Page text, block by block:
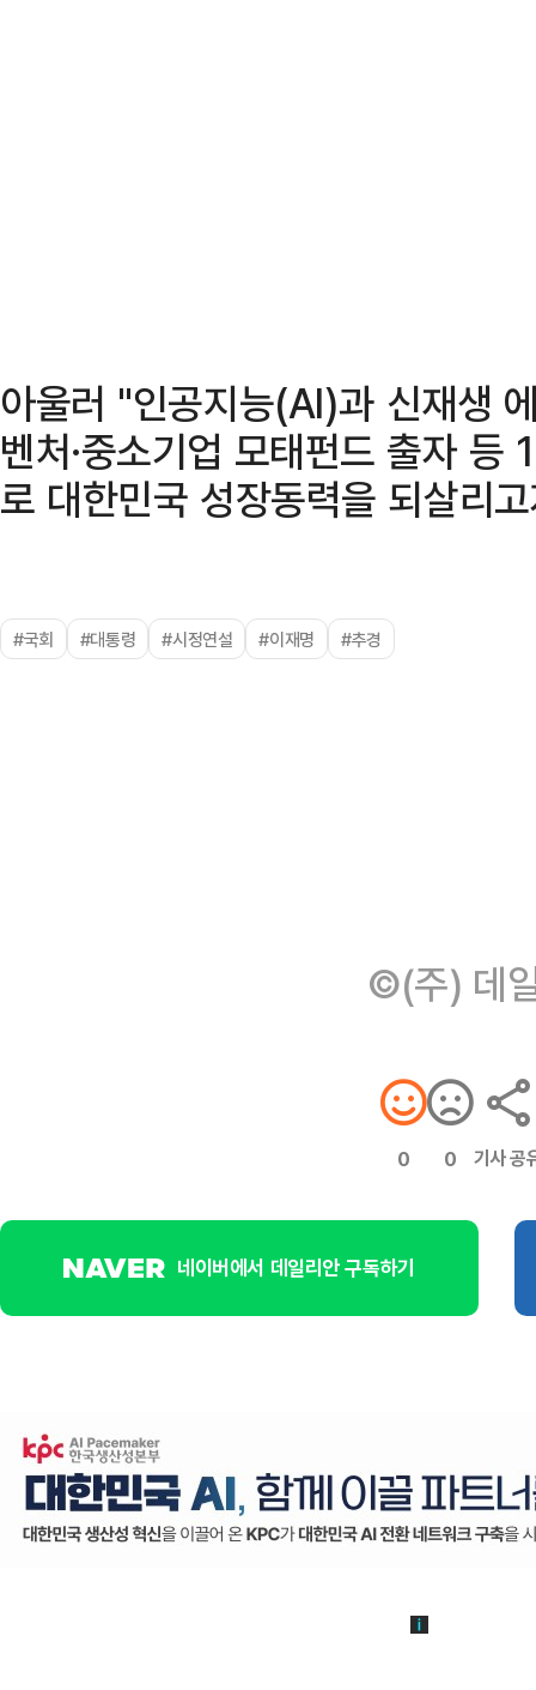
아울러 "인공지능(AI)과 신재생
벤처·중소기업 모태펀드 출자
로 대한민국 성장동력을 되살리
#국회 #대통령 #시정연설 #이재명 #추경
©(주) 데
0 0 기사 공
네이버에서 데일리안 구독하기